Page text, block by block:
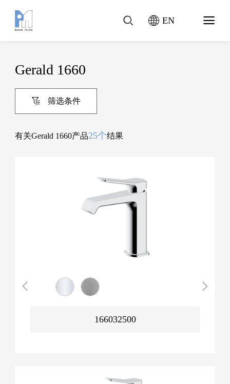
EN
Gerald 1660
筛选条件
有关Gerald 1660产品25个结果
166032500